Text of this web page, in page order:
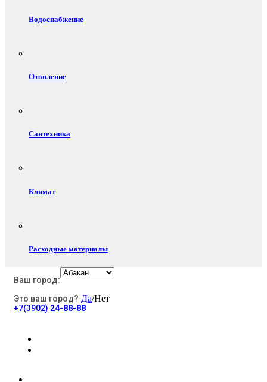
Водоснабжение
Отопление
Сантехника
Климат
Расходные материалы
Электротовары
Ваш город:
Это ваш город? Да/Нет
+7(3902) 24-88-88